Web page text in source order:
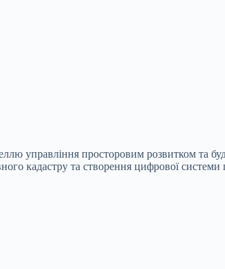
управління просторовим розвитком та
кадастру та створення цифрової